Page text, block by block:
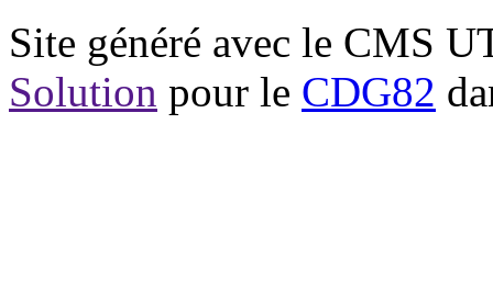
Site généré avec le CMS
Solution pour le CDG82